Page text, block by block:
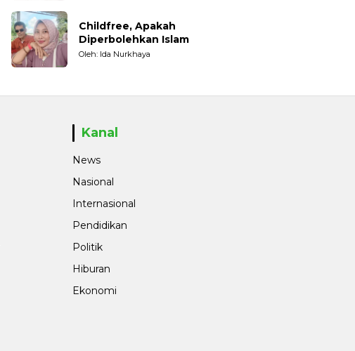
Childfree, Apakah
Diperbolehkan Islam
Oleh: Ida Nurkhaya
Kanal
News
Nasional
Internasional
Pendidikan
Politik
Hiburan
Ekonomi